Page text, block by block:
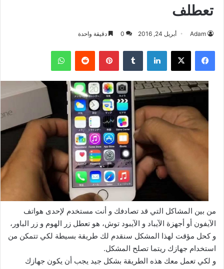
تعطلف
Adam أبريل 24, 2016 0 دقيقة واحدة
فيسبوك ‫X لينكدإن بينتيريست واتساب
من بين المشاكل التي قد تصادفك و أنت مستخدم لإحدى هواتف
الآيفون أو أجهزة الآيباد و الآيبود توش، هو تعطل زر الهوم و زر الباور،
و كحل مؤقت لهذا المشكل سنقدم لك طريقة بسيطة لكي تتمكن من
استخدام جهازك ريتما تصلح المشكل.
و لكي تعمل معك هذه الطريقة بشكل جيد يجب أن يكون جهازك